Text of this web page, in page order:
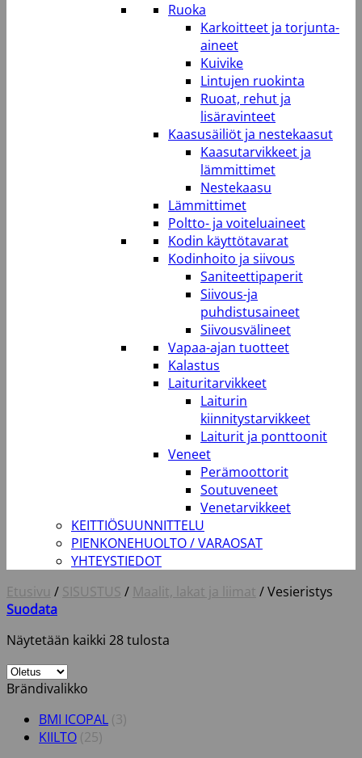
Ruoka
Karkoitteet ja torjunta-
aineet
Kuivike
Lintujen ruokinta
Ruoat, rehut ja
lisäravinteet
Kaasusäiliöt ja nestekaasut
Kaasutarvikkeet ja
lämmittimet
Nestekaasu
Lämmittimet
Poltto- ja voiteluaineet
Kodin käyttötavarat
Kodinhoito ja siivous
Saniteettipaperit
Siivous-ja
puhdistusaineet
Siivousvälineet
Vapaa-ajan tuotteet
Kalastus
Laituritarvikkeet
Laiturin
kiinnitystarvikkeet
Laiturit ja ponttoonit
Veneet
Perämoottorit
Soutuveneet
Venetarvikkeet
KEITTIÖSUUNNITTELU
PIENKONEHUOLTO / VARAOSAT
YHTEYSTIEDOT
Etusivu / SISUSTUS / Maalit, lakat ja liimat /Vesieristys
Suodata
Näytetään kaikki 28 tulosta
Brändivalikko
BMI ICOPAL (3)
KIILTO (25)